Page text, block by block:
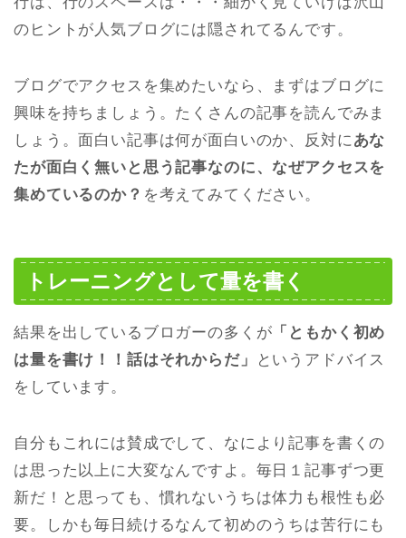
のヒントが人気ブログには隠されてるんです。
ブログでアクセスを集めたいなら、まずはブログに
興味を持ちましょう。たくさんの記事を読んでみま
しょう。面白い記事は何が面白いのか、反対に あな
たが面白く無いと思う記事なのに、なぜアクセスを
集めているのか？ を考えてみてください。
トレーニングとして量を書く
結果を出しているブロガーの多くが 「ともかく初め
は量を書け！！話はそれからだ」
というアドバイス
をしています。
自分もこれには賛成でして、なにより記事を書くの
は思った以上に大変なんですよ。毎日１記事ずつ更
新だ！と思っても、慣れないうちは体力も根性も必
要。しかも毎日続けるなんて初めのうちは苦行にも